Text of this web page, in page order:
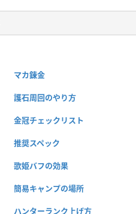
マカ錬金
護石周回のやり方
金冠チェックリスト
推奨スペック
歌姫バフの効果
簡易キャンプの場所
ハンターランク上げ方